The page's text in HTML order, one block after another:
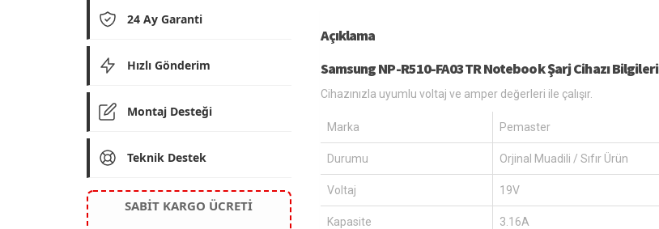
Açıklama
Samsung NP-R510-FA03TR Notebook Şarj Cihazı Bilgileri
Cihazınızla uyumlu voltaj ve amper değerleri ile çalışır.
Marka Pemaster
Durumu Orjinal Muadili / Sıfır Ürün
Voltaj 19V
Kapasite 3.16A
24 Ay Garanti
Hızlı Gönderim
Montaj Desteği
Teknik Destek
SABİT KARGO ÜCRETİ